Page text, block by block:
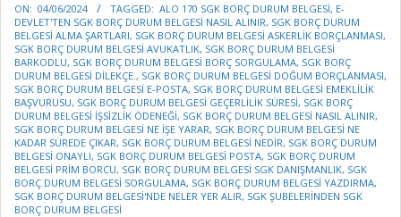
06-
04
ON: 04/06/2024 TAGGED: ALO 170 SGK BORÇ DURUM BELGESI, E-
DEVLET'TEN SGK BORÇ DURUM BELGESI NASIL ALINIR, SGK BORÇ DURUM
BELGESI ALMA ŞARTLARI, SGK BORÇ DURUM BELGESI ASKERLIK BORÇLANMASI,
SGK BORÇ DURUM BELGESI AVUKATLIK, SGK BORÇ DURUM BELGESI
BARKODLU, SGK BORÇ DURUM BELGESI BORÇ SORGULAMA, SGK BORÇ
DURUM BELGESI DILEKÇE. , SGK BORÇ DURUM BELGESI DOĞUM BORÇLANMASI,
SGK BORÇ DURUM BELGESI E-POSTA, SGK BORÇ DURUM BELGESI EMEKLILIK
BAŞVURUSU, SGK BORÇ DURUM BELGESI GEÇERLILIK SÜRESI, SGK BORÇ
DURUM BELGESI IŞSIZLIK ÖDENEĞI, SGK BORÇ DURUM BELGESI NASIL ALINIR,
SGK BORÇ DURUM BELGESI NE IŞE YARAR, SGK BORÇ DURUM BELGESI NE
KADAR SÜREDE ÇIKAR, SGK BORÇ DURUM BELGESI NEDIR, SGK BORÇ DURUM
BELGESI ONAYLI, SGK BORÇ DURUM BELGESI POSTA, SGK BORÇ DURUM
BELGESI PRIM BORCU, SGK BORÇ DURUM BELGESI SGK DANIŞMANLIK, SGK
BORÇ DURUM BELGESI SORGULAMA, SGK BORÇ DURUM BELGESI YAZDIRMA,
SGK BORÇ DURUM BELGESI'NDE NELER YER ALIR, SGK ŞUBELERINDEN SGK
BORÇ DURUM BELGESI